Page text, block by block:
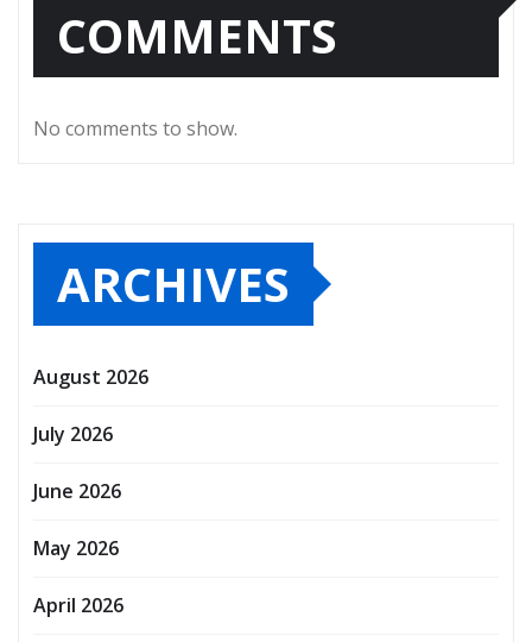
COMMENTS
No comments to show.
ARCHIVES
August 2026
July 2026
June 2026
May 2026
April 2026